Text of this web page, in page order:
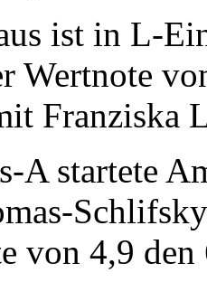
ist in L-
Wertnote
Franziska
A startete
von 4,9 den